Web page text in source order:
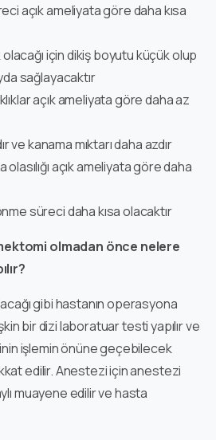
açık ameliyata göre daha kısa
için dikiş boyutu küçük olup
sağlayacaktır
açık ameliyata göre daha az
ve kanama mıktarı daha azdır
açık ameliyata göre daha
süreci daha kısa olacaktır
olmadan önce nelere
gibi hastanın operasyona
bir dizi laboratuar testi yapılır ve
işlemin önüne geçebilecek
edilir. Anestezi için anestezi
muayene edilir ve hasta